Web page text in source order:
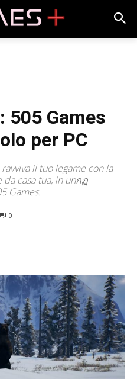
505 Games
per PC
il tuo legame con la
casa tua, in unกฏ
Games.
0